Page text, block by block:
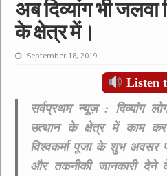
अब दिव्यांग भी
के क्षेत्र में।
September 18, 2019
Listen
सर्वप्रथमन्यूज़ : दिव्यांग
उत्थान के क्षेत्र में काम कर
विश्वकर्मा पूजा के शुभ अवसर
और तकनीकी जानकारी देने